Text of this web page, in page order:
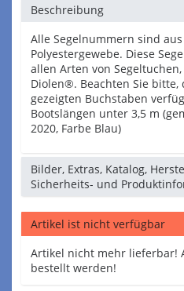
Beschreibung
Alle Segelnummern sind
Polyestergewebe. Diese
allen Arten von
Diolen®. Beachten Sie
gezeigten Buchstaben
Bootslängen unter 3,5 m
2020, Farbe Blau)
Bilder, Extras, Katalog,
Sicherheits- und
Artikel ist nicht verfügbar
Artikel nicht mehr lieferbar!
bestellt werden!